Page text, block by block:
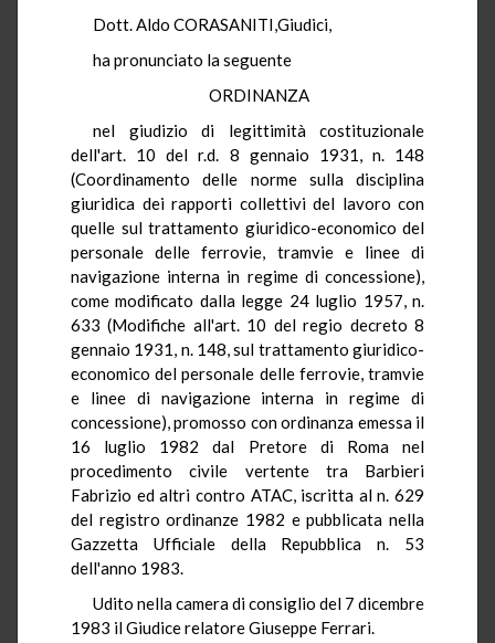
Dott. Aldo CORASANITI,Giudici,
ha pronunciato la seguente
ORDINANZA
nel giudizio di legittimità costituzionale
dell'art. 10 del r.d. 8 gennaio 1931, n. 148
(Coordinamento delle norme sulla disciplina
giuridica dei rapporti collettivi del lavoro con
quelle sul trattamento giuridico-economico del
personale delle ferrovie, tramvie e linee di
navigazione interna in regime di concessione),
come modificato dalla legge 24 luglio 1957, n.
633 (Modifiche all'art. 10 del regio decreto 8
gennaio 1931, n. 148, sul trattamento giuridico-
economico del personale delle ferrovie, tramvie
e linee di navigazione interna in regime di
concessione), promosso con ordinanza emessa il
16 luglio 1982 dal Pretore di Roma nel
procedimento civile vertente tra Barbieri
Fabrizio ed altri contro ATAC, iscritta al n. 629
del registro ordinanze 1982 e pubblicata nella
Gazzetta Ufficiale della Repubblica n. 53
dell'anno 1983.
Udito nella camera di consiglio del 7 dicembre
1983 il Giudice relatore Giuseppe Ferrari.